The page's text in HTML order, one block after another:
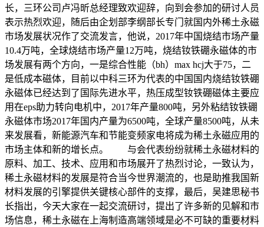
长，三环公司卢冯昕总经理致欢迎辞，向到会参加的研讨人员
表示热烈欢迎，随后由企划部李纲部长专门就国内外稀土永磁
市场发展状况作了交流发言，他说，2017年中国烧结市场产量
10.4万吨，全球烧结市场产量12万吨，烧结钕铁硼永磁体的市
场发展有两个方向，一是综合性能（bh）max hcj大于75，二
是低成本磁体，目前以中科三环为代表的中国国内烧结钕铁硼
永磁体已经达到了国际先进水平，热压成型钕铁硼磁体主要应
用在eps助力转向电机中，2017年产量800吨，另外粘结钕铁硼
永磁体市场2017年国内产量为6500吨，全球产量8500吨，从未
来发展看，新能源汽车和节能变频家电将成为稀土永磁应用的
市场主体和新的增长点。 与会代表纷纷就稀土永磁材料的
原料、加工、技术、应用和市场展开了热烈讨论，一致认为，
稀土永磁材料的发展是符合当今世界潮流的，也是助推我国新
材料发展的引擎提供关键核心部件的支撑，最后，吴建思秘书
长指出，今天大家在一起交流研讨，提出了许多新的见解和市
场信息，稀土永磁在上海制造高端领域是必不可缺的重要材料